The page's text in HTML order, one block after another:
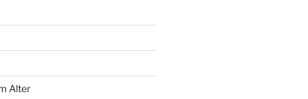
Alter